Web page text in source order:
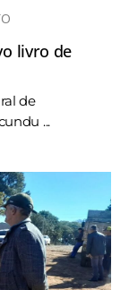
livro de
de
...